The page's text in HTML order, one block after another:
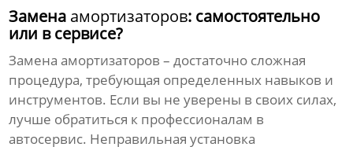
Замена амортизаторов: самостоятельно
или в сервисе?
Заменаамортизаторов – достаточно сложная
процедура, требующая определенных навыков и
инструментов. Если вы не уверены в своих силах,
лучше обратиться к профессионалам в
автосервис. Неправильная установка